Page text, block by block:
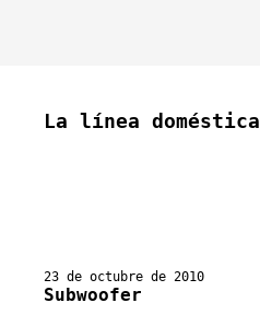
La línea doméstica
23 de octubre de 2010
Subwoofer